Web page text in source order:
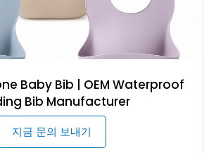
Baby Bib | OEM Waterproof
Bib Manufacturer
지금 문의 보내기